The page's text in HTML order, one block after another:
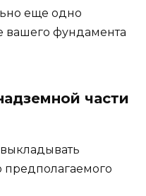
еще одно
вашего фундамента
части